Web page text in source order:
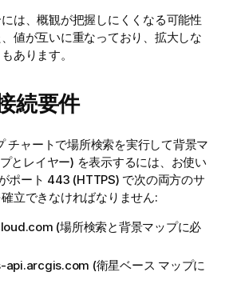
は、概観が把握しにくくなる可能性
値が互いに重なっており、拡大しな
あります。
続要件
チャートで場所検索を実行して背景マ
とレイヤー) を表示するには、お使い
ポート 443 (HTTPS) で次の両方のサ
立できなければなりません:
(場所検索と背景マップに必
(衛星ベース マップに